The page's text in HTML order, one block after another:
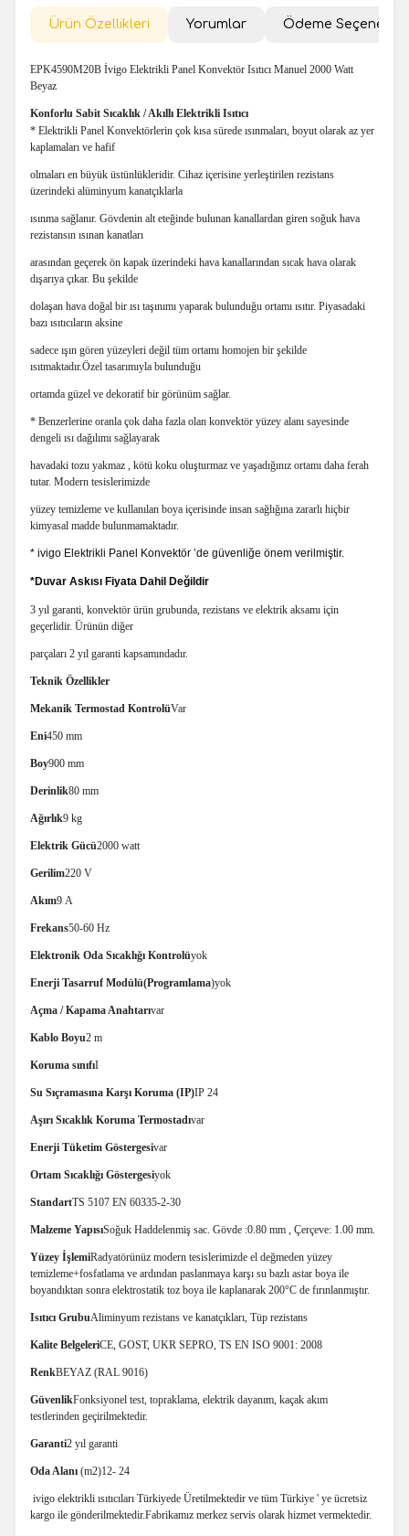
Ürün Özellikleri Yorumlar Ödeme
EPK4590M20B İvigo Elektrikli Panel Konvektör Isıtıcı Manuel 2000 Watt
Beyaz
Konforlu Sabit Sıcaklık / Akıllı Elektrikli Isıtıcı
* Elektrikli Panel Konvektörlerin çok kısa sürede ısınmaları, boyut olarak az yer
kaplamaları ve hafif
olmaları en büyük üstünlükleridir. Cihaz içerisine yerleştirilen rezistans
üzerindeki alüminyum kanatçıklarla
ısınma sağlanır. Gövdenin alt eteğinde bulunan kanallardan giren soğuk hava
rezistansın ısınan kanatları
arasından geçerek ön kapak üzerindeki hava kanallarından sıcak hava olarak
dışarıya çıkar. Bu şekilde
dolaşan hava doğal bir ısı taşınımı yaparak bulunduğu ortamı ısıtır. Piyasadaki
bazı ısıtıcıların aksine
sadece ışın gören yüzeyleri değil tüm ortamı homojen bir şekilde
ısıtmaktadır.Özel tasarımıyla bulunduğu
ortamda güzel ve dekoratif bir görünüm sağlar.
* Benzerlerine oranla çok daha fazla olan konvektör yüzey alanı sayesinde
dengeli ısı dağılımı sağlayarak
havadaki tozu yakmaz , kötü koku oluşturmaz ve yaşadığınız ortamı daha ferah
tutar. Modern tesislerimizde
yüzey temizleme ve kullanılan boya içerisinde insan sağlığına zararlı hiçbir
kimyasal madde bulunmamaktadır.
* ivigo Elektrikli Panel Konvektör ’de güvenliğe önem verilmiştir.
*Duvar Askısı Fiyata Dahil Değildir
3 yıl garanti, konvektör ürün grubunda, rezistans ve elektrik aksamı için
geçerlidir. Ürünün diğer
parçaları 2 yıl garanti kapsamındadır.
Teknik Özellikler
Mekanik Termostad KontrolüVar
Eni450 mm
Boy900 mm
Derinlik80 mm
Ağırlık9 kg
Elektrik Gücü2000 watt
Gerilim220 V
Akım9 A
Frekans50-60 Hz
Elektronik Oda Sıcaklığı Kontrolüyok
Enerji Tasarruf Modülü(Programlama)yok
Açma / Kapama Anahtarıvar
Kablo Boyu2 m
Koruma sınıfıI
Su Sıçramasına Karşı Koruma (IP)IP 24
Aşırı Sıcaklık Koruma Termostadıvar
Enerji Tüketim Göstergesivar
Ortam Sıcaklığı Göstergesiyok
StandartTS 5107 EN 60335-2-30
Malzeme YapısıSoğuk Haddelenmiş sac. Gövde :0.80 mm , Çerçeve: 1.00 mm.
Yüzey İşlemiRadyatörünüz modern tesislerimizde el değmeden yüzey
temizleme+fosfatlama ve ardından paslanmaya karşı su bazlı astar boya ile
boyandıktan sonra elektrostatik toz boya ile kaplanarak 200°C de fırınlanmıştır.
Isıtıcı GrubuAliminyum rezistans ve kanatçıkları, Tüp rezistans
Kalite BelgeleriCE, GOST, UKR SEPRO, TS EN ISO 9001: 2008
RenkBEYAZ (RAL 9016)
GüvenlikFonksiyonel test, topraklama, elektrik dayanım, kaçak akım
testlerinden geçirilmektedir.
Garanti2 yıl garanti
Oda Alanı (m2)12- 24
ivigo elektrikli ısıtıcıları Türkiyede Üretilmektedir ve tüm Türkiye ' ye ücretsiz
kargo ile gönderilmektedir.Fabrikamız merkez servis olarak hizmet vermektedir.